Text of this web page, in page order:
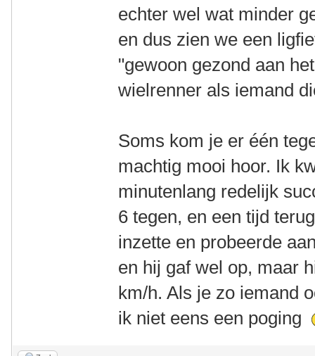
echter wel wat minder
en dus zien we een
"gewoon gezond aan
wielrenner als iemand
Soms kom je er één
machtig mooi hoor. Ik
minutenlang redelijk
6 tegen, en een tijd
inzette en probeerde
en hij gaf wel op, maar
km/h. Als je zo iemand
ik niet eens een poging